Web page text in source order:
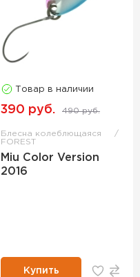
Товар в наличии
390 руб. 490 руб.
Блесна колеблющаяся
FOREST
Miu Color Version
2016
Купить